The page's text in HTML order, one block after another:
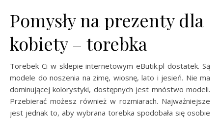
Pomysły na prezenty dla
kobiety – torebka
Torebek Ci w sklepie internetowym eButik.pl dostatek. Są
modele do noszenia na zimę, wiosnę, lato i jesień. Nie ma
dominującej kolorystyki, dostępnych jest mnóstwo modeli.
Przebierać możesz również w rozmiarach. Najważniejsze
jest jednak to, aby wybrana torebka spodobała się osobie